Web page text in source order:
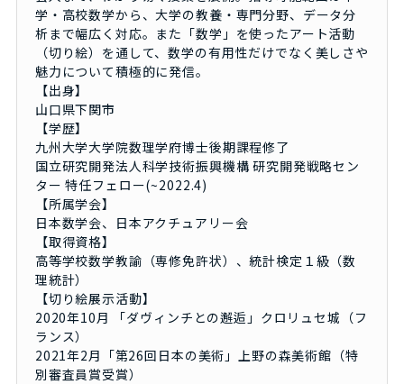
学・高校数学から、大学の教養・専門分野、データ分
析まで幅広く対応。また「数学」を使ったアート活動
（切り絵）を通して、数学の有用性だけでなく美しさや
魅力について積極的に発信。
【出身】
山口県下関市
【学歴】
九州大学大学院数理学府博士後期課程修了
国立研究開発法人科学技術振興機構 研究開発戦略セン
ター 特任​フェロー(~2022.4)
【所属学会】
日本数学会、日本アクチュアリー会
【取得資格】
高等学校数学教諭（専修免許状）、統計検定１級（数
理統計）
【切り絵展示活動】
2020年10月 「ダヴィンチとの邂逅」クロリュセ城（フ
ランス）
2021年2月「第26回日本の美術」上野の森美術館（特
別審査員賞受賞）